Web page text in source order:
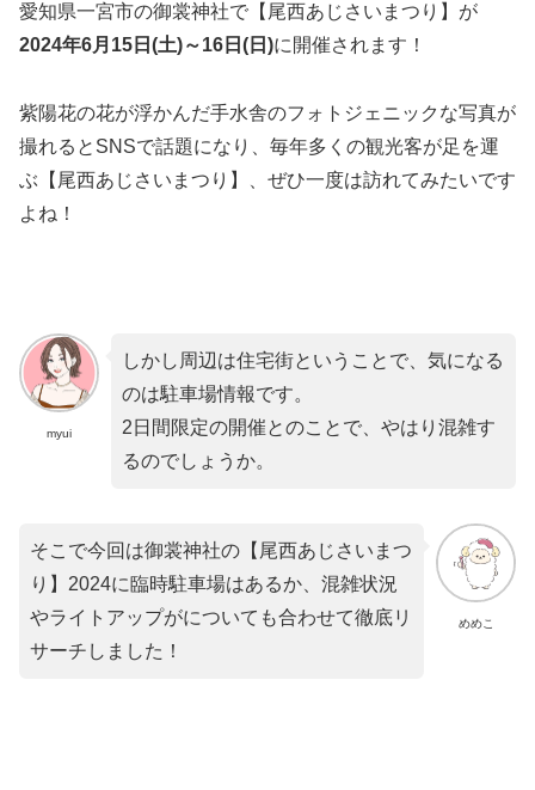
愛知県一宮市の御裳神社で【尾西あじさいまつり】が
2024年6月15日(土)～16日(日)に開催されます！
紫陽花の花が浮かんだ手水舎のフォトジェニックな写真が
撮れるとSNSで話題になり、毎年多くの観光客が足を運
ぶ【尾西あじさいまつり】、ぜひ一度は訪れてみたいです
よね！
myui
しかし周辺は住宅街ということで、気になる
のは駐車場情報です。
2日間限定の開催とのことで、やはり混雑す
るのでしょうか。
めめこ
そこで今回は御裳神社の【尾西あじさいまつ
り】2024に臨時駐車場はあるか、混雑状況
やライトアップがについても合わせて徹底リ
サーチしました！